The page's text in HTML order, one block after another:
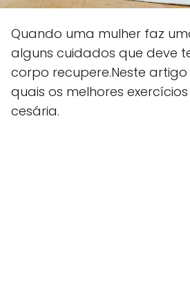
Quando uma mulher faz
alguns cuidados que deve
corpo recupere.Neste
quais os melhores
cesária.